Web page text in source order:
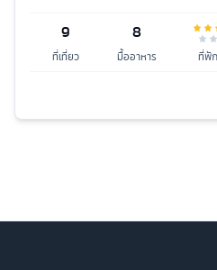
9
ที่เที่ยว
8
มื้ออาหาร ที่พัก